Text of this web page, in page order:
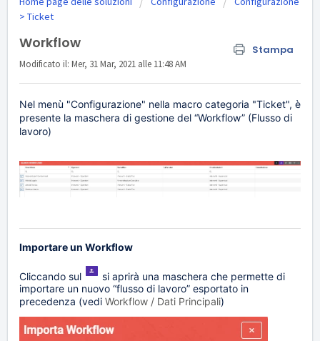
> Ticket
Workflow Stampa
Modificato il: Mer, 31 Mar, 2021 alle 11:48 AM
Nel menù "Configurazione" nella macro categoria "Ticket", è
presente la maschera di gestione del “Workflow” (Flusso di
lavoro)
Importare un Workflow
Cliccando sul
si aprirà una maschera che permette di
importare un nuovo “flusso di lavoro” esportato in
precedenza (vedi Workflow / Dati Principali)